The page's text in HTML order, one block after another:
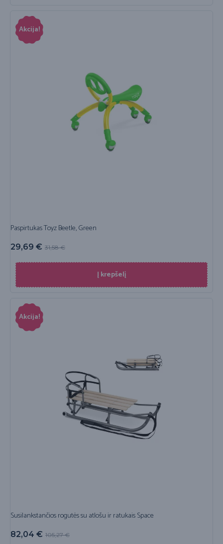
Akcija!
Paspirtukas Toyz Beetle, Green
31,58€
29,69 €
Į krepšelį
Akcija!
Susilankstančios rogutės su atlošu ir ratukais Space
105,27€
82,04 €